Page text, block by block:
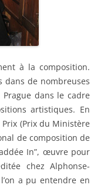
à la composition.
dans de nombreuses
dans le cadre
artistiques. En
(Prix du Ministère
de composition de
In”, œuvre pour
chez Alphonse-
a pu entendre en